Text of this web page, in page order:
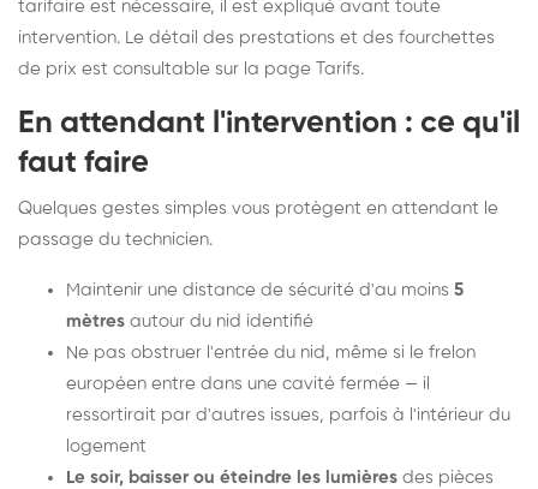
tarifaire est nécessaire, il est expliqué avant toute
intervention. Le détail des prestations et des fourchettes
de prix est consultable sur la page Tarifs.
En attendant l'intervention : ce qu'il
faut faire
Quelques gestes simples vous protègent en attendant le
passage du technicien.
Maintenir une distance de sécurité d'au moins 5
mètres autour du nid identifié
Ne pas obstruer l'entrée du nid, même si le frelon
européen entre dans une cavité fermée — il
ressortirait par d'autres issues, parfois à l'intérieur du
logement
Le soir, baisser ou éteindre les lumières des pièces